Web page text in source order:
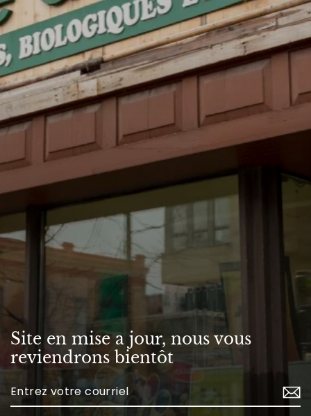
Site en mise a jour, nous vous
reviendrons bientôt
Enter